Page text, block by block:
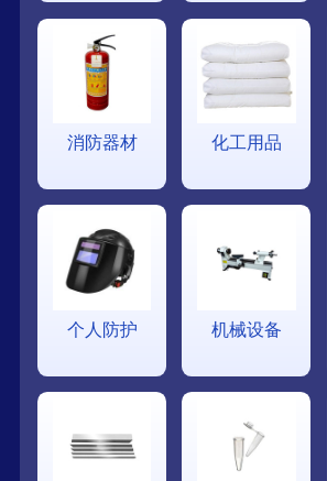
消防器材 化工用品
个人防护 机械设备